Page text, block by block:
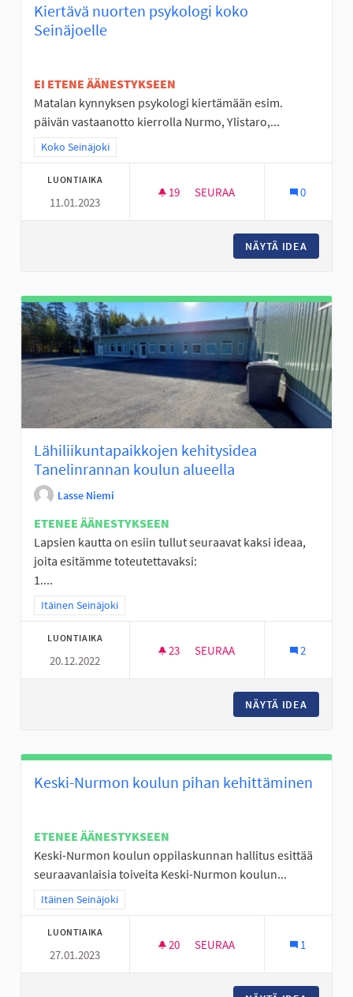
Kiertävä nuorten psykologi koko
Seinäjoelle
EI ETENE ÄÄNESTYKSEEN
Matalan kynnyksen psykologi kiertämään esim.
päivän vastaanotto kierrolla Nurmo, Ylistaro,...
Rajaa tulokset teeman mukaan: Koko Seinäjoki
Koko Seinäjoki
LUONTIAIKA
11.01.2023
19 19 SEURAAJAA
SEURAA 0
NÄYTÄ IDEA
Lähiliikuntapaikkojen kehitysidea
Tanelinrannan koulun alueella
Lasse Niemi
ETENEE ÄÄNESTYKSEEN
Lapsien kautta on esiin tullut seuraavat kaksi ideaa,
joita esitämme toteutettavaksi:
1....
Rajaa tulokset teeman mukaan: Itäinen Seinäjoki
Itäinen Seinäjoki
LUONTIAIKA
20.12.2022
23 23 SEURAAJAA
SEURAA 2
NÄYTÄ IDEA
Keski-Nurmon koulun pihan kehittäminen
ETENEE ÄÄNESTYKSEEN
Keski-Nurmon koulun oppilaskunnan hallitus esittää
seuraavanlaisia toiveita Keski-Nurmon koulun...
Rajaa tulokset teeman mukaan: Itäinen Seinäjoki
Itäinen Seinäjoki
LUONTIAIKA
27.01.2023
20 20 SEURAAJAA
SEURAA 1